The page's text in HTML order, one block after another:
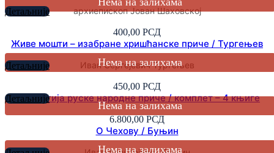
архиепископ Јован Шаховској
400,00 РСД
Детаљније
Живе мошти – изабране хришћанске приче / Тургењев
Иван Сергејевич Тургењев
450,00 РСД
Детаљније
Антологија руске народне приче / комплет – 4 књиге
6.800,00 РСД
Детаљније
О Чехову / Буњин